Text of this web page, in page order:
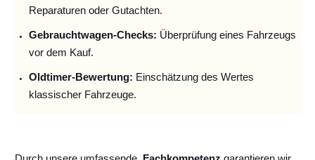
Reparaturen oder Gutachten.
Gebrauchtwagen-Checks: Überprüfung eines Fahrzeugs
vor dem Kauf.
Oldtimer-Bewertung: Einschätzung des Wertes
klassischer Fahrzeuge.